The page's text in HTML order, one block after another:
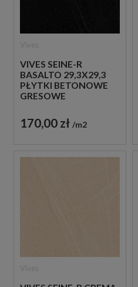
VIVES SEINE-R
BASALTO 29,3X29,3
PŁYTKI BETONOWE
GRESOWE
170,00 zł m2